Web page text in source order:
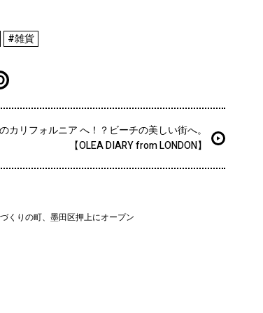
#雑貨
カリフォルニア へ！？ビーチの美しい街へ。
【OLEA DIARY from LONDON】
くりの町、墨田区押上にオープン